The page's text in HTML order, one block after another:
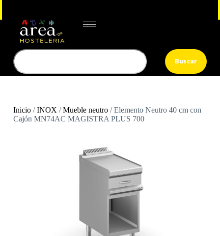
Buscar
Inicio/INOX /Mueble neutro/ Elemento Neutro 40 cm con
Cajón MN74AC MAGISTRA PLUS 700